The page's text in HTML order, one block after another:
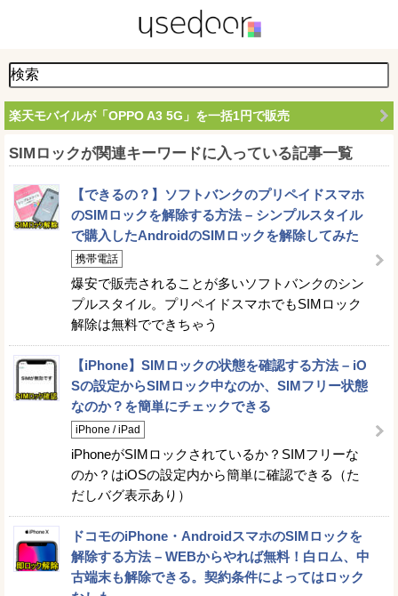
楽天モバイルが「OPPO A3 5G」を一括1円で販売
SIMロックが関連キーワードに入っている記事一覧
【できるの？】ソフトバンクのプリペイドスマホ
のSIMロックを解除する方法 – シンプルスタイル
で購入したAndroidのSIMロックを解除してみた
携帯電話
爆安で販売されることが多いソフトバンクのシン
プルスタイル。プリペイドスマホでもSIMロック
解除は無料でできちゃう
【iPhone】SIMロックの状態を確認する方法 – iO
Sの設定からSIMロック中なのか、SIMフリー状態
なのか？を簡単にチェックできる
iPhone / iPad
iPhoneがSIMロックされているか？SIMフリーな
のか？はiOSの設定内から簡単に確認できる（た
だしバグ表示あり）
ドコモのiPhone・AndroidスマホのSIMロックを
解除する方法 – WEBからやれば無料！白ロム、中
古端末も解除できる。契約条件によってはロック